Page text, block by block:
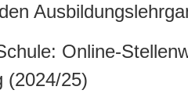
Online-
(2024/25)